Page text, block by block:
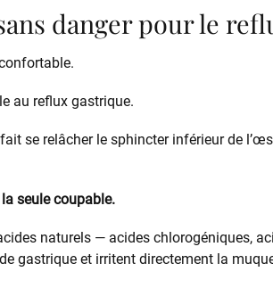
danger pour le
au reflux gastrique.
se relâcher le sphincter inférieur de
la seule coupable.
naturels — acides chlorogéniques,
gastrique et irritent directement la